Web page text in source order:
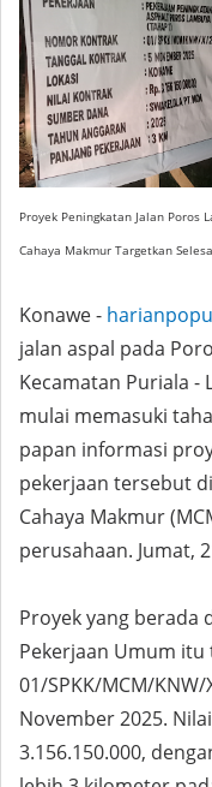
Proyek Peningkatan Jalan Poros
Cahaya Makmur Targetkan
Konawe -
jalan aspal pada
Kecamatan Puriala -
mulai memasuki
papan informasi
pekerjaan tersebut
Cahaya Makmur
perusahaan. Jumat,
Proyek yang berada
Pekerjaan Umum
01/SPKK/MCM/
November 2025.
3.156.150.000,